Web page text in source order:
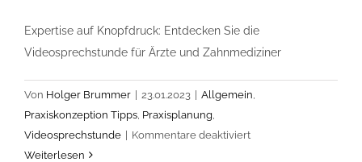
Expertise auf Knopfdruck: Entdecken Sie die
Videosprechstunde für Ärzte und Zahnmediziner
Von Holger Brummer | 23.01.2023 | Allgemein
Praxiskonzeption Tipps Praxisplanung
Videosprechstunde | Kommentare deaktiviertfür
Weiterlesen